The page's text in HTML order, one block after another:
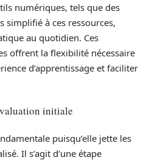
numériques, tels que des
simplifié à ces ressources,
au quotidien. Ces
offrent la flexibilité nécessaire
d’apprentissage et faciliter
initiale
puisqu’elle jette les
Il s’agit d’une étape